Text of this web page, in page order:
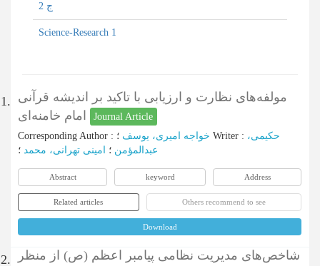
ج 2
Science-Research 1
1. مولفه‌های نظارت و ارزیابی با تاکید بر اندیشه قرآنی
Journal Article
Corresponding Author : خواجه امیری، یوسف Writer : حکیمی،
عبدالمؤمن ؛ امینی تهرانی، محمد ؛
Abstract keyword Address
Related articles Others recommend to see
Download
2.
شاخص‌های مدیریت نظامی پیامبر اعظم (ص) از منظر